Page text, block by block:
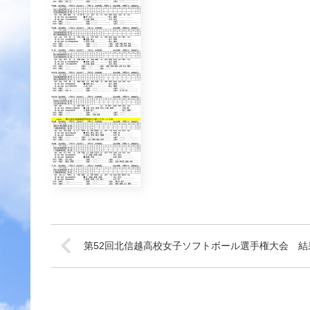
第52回北信越高校女子ソフトボール選手権大会 結